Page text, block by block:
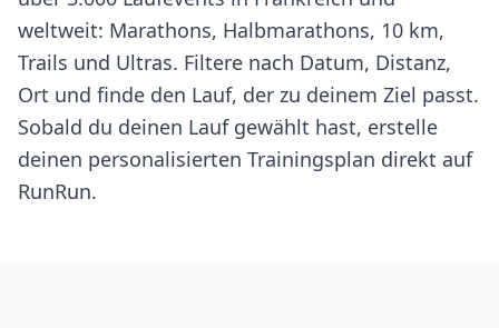
weltweit: Marathons, Halbmarathons, 10 km,
Trails und Ultras. Filtere nach Datum, Distanz,
Ort und finde den Lauf, der zu deinem Ziel passt.
Sobald du deinen Lauf gewählt hast, erstelle
deinen personalisierten Trainingsplan direkt auf
RunRun.